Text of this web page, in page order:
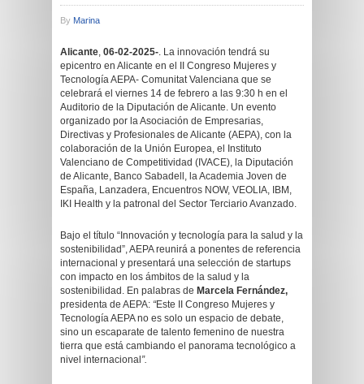
By Marina
Alicante, 06-02-2025-. La innovación tendrá su
epicentro en Alicante en el II Congreso Mujeres y
Tecnología AEPA- Comunitat Valenciana que se
celebrará el viernes 14 de febrero a las 9:30 h en el
Auditorio de la Diputación de Alicante. Un evento
organizado por la Asociación de Empresarias,
Directivas y Profesionales de Alicante (AEPA), con la
colaboración de la Unión Europea, el Instituto
Valenciano de Competitividad (IVACE), la Diputación
de Alicante, Banco Sabadell, la Academia Joven de
España, Lanzadera, Encuentros NOW, VEOLIA, IBM,
IKI Health y la patronal del Sector Terciario Avanzado.
Bajo el título “Innovación y tecnología para la salud y la
sostenibilidad”, AEPA reunirá a ponentes de referencia
internacional y presentará una selección de startups
con impacto en los ámbitos de la salud y la
sostenibilidad. En palabras de Marcela Fernández,
presidenta de AEPA: “Este II Congreso Mujeres y
Tecnología AEPA no es solo un espacio de debate,
sino un escaparate de talento femenino de nuestra
tierra que está cambiando el panorama tecnológico a
nivel internacional ”.